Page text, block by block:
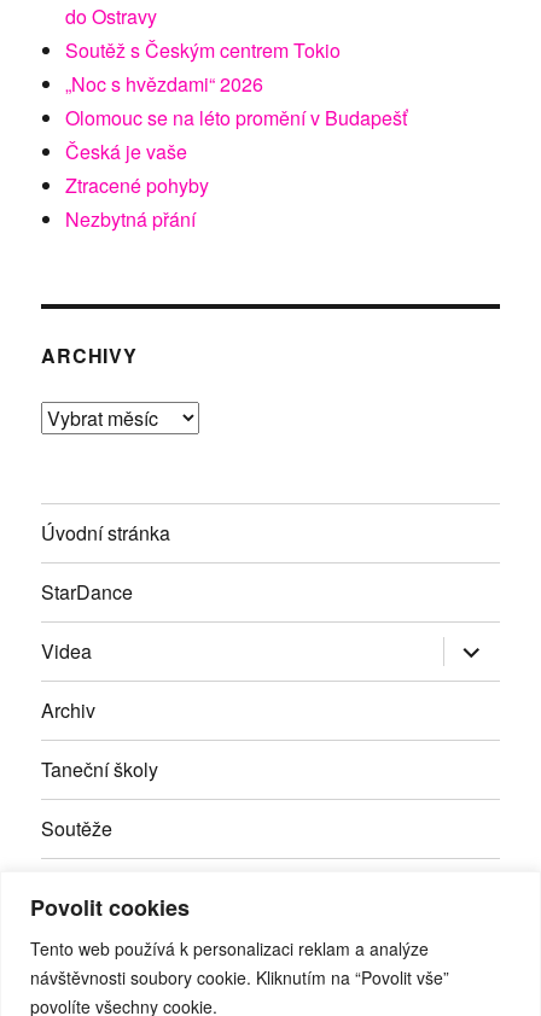
Povolit cookies
Tento web používá k personalizaci reklam a analýze
návštěvnosti soubory cookie. Kliknutím na “Povolit vše”
povolíte všechny cookie.
do Ostravy
Soutěž s Českým centrem Tokio
„Noc s hvězdami“ 2026
Olomouc se na léto promění v Budapešť
Česká je vaše
Ztracené pohyby
Nezbytná přání
ARCHIVY
Archivy
Úvodní stránka
StarDance
Videa Zobrazit
položky
Archiv
Taneční školy
Soutěže
Kontakty